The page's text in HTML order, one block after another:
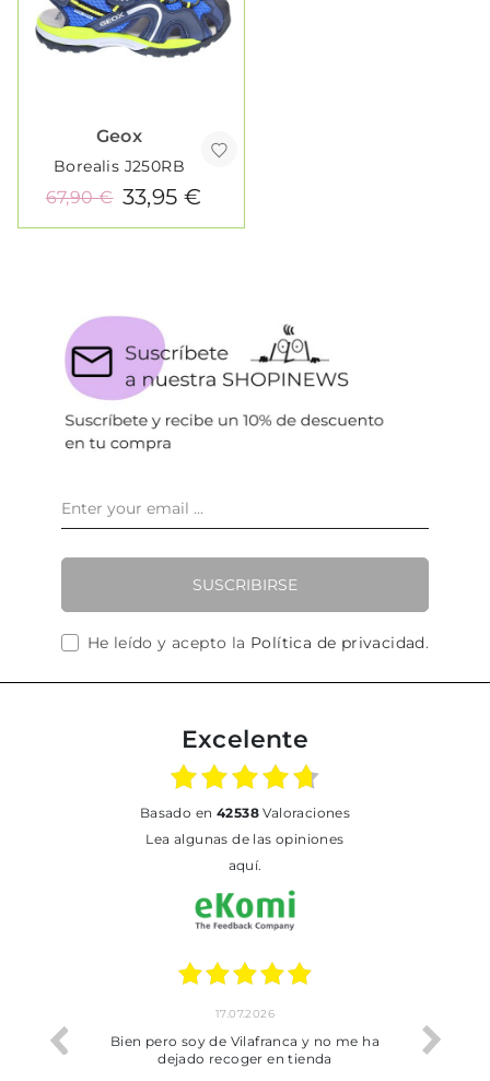
Geox
Borealis J250RB
33,95 €
67,90 €
SUSCRIBIRSE
He leído y acepto la Política de privacidad.
Excelente
basado en 42538Valoraciones
Lea algunas de las opiniones
aquí.
trobat
17.07.2026
Bien pero soy de Vilafranca y no me ha
dejado recoger en tienda